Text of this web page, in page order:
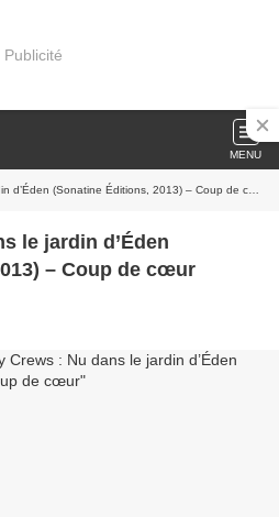
Publicité
MENU
d’Éden (Sonatine Éditions, 2013) – Coup de cœur
le jardin d’Éden
– Coup de cœur